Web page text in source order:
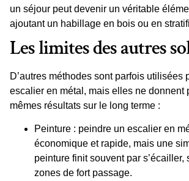
un séjour peut devenir un véritable
ajoutant un habillage en bois ou en
Les limites des autres
D’autres méthodes sont parfois utilisées
escalier en métal, mais elles ne donnent
mêmes résultats sur le long terme :
Peinture : peindre un escalier en
économique et rapide, mais une
peinture finit souvent par s’écailler,
zones de fort passage.